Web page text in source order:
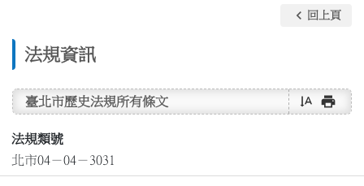
法規資訊
keyboard_arrow_left 回上頁
臺北市歷史法規所有條文 text_rotate_vertical print
法規類號
北市04－04－3031